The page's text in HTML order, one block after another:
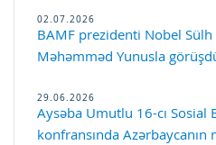
02.07.2026
BAMF prezidenti Nobel Sülh
Məhəmməd Yunusla
29.06.2026
Aysəba Umutlu 16-cı Sosial
konfransında